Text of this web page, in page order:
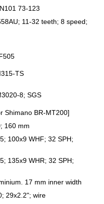
73-123
11-32 teeth; 8 speed;
TS
8; SGS
Shimano BR-MT200]
160 mm
100x9 WHF; 32 SPH;
135x9 WHR; 32 SPH;
17 mm inner width
29x2.2"; wire